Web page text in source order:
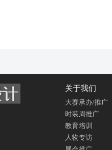
关于我们
大赛承办/推广
时装周推广
教育培训
人物专访